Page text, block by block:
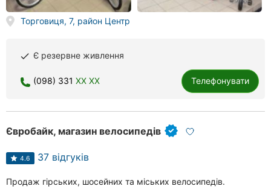
Вінниця
Торговиця, 7, район Центр
done Є резервне живлення
(098) 331 XX XX Телефонувати
Євробайк, магазин велосипедів
4.6 37 відгуків
Продаж гірських, шосейних та міських велосипедів.